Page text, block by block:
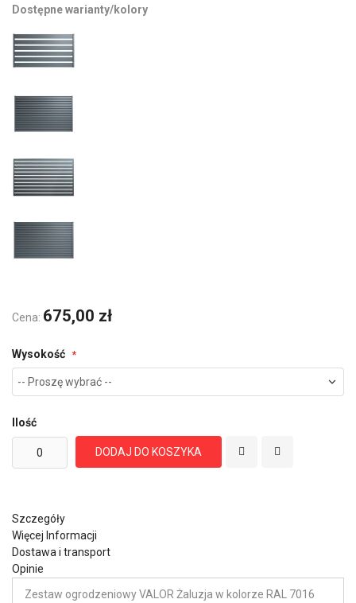
Dostępne warianty/kolory
Cena: 675,00 zł
Wysokość
Ilość
DODAJ DO KOSZYKA
Szczegóły
Więcej Informacji
Dostawa i transport
Opinie
Zestaw ogrodzeniowy VALOR Żaluzja w kolorze RAL 7016